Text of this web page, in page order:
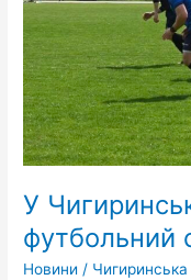
У
футбольний
Новини /